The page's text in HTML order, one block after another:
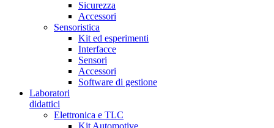
Sicurezza
Accessori
Sensoristica
Kit ed esperimenti
Interfacce
Sensori
Accessori
Software di gestione
Laboratori
didattici
Elettronica e TLC
Kit Automotive